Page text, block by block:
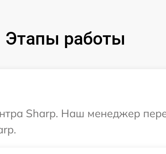
Этапы работы
Sharp. Наш менеджер